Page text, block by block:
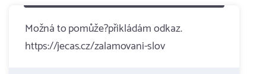
Možná to pomůže?přikládám odkaz.
https://jecas.cz/zalamovani-slov